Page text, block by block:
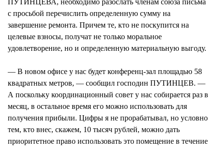
с просьбой перечислить определенную сумму на
завершение ремонта. Причем те, кто не поскупится на
целевые взносы, получат не только моральное
удовлетворение, но и определенную материальную выгоду.
— В новом офисе у нас будет конференц-зал площадью 58
квадратных метров, — сообщил господин ПУТИНЦЕВ. —
А поскольку координационный совет у нас собирается раз в
месяц, в остальное время его можно использовать для
получения прибыли. Цифры я не прорабатывал, но условно
тем, кто внес, скажем, 10 тысяч рублей, можно дать
приоритетное право использовать это помещение в течение